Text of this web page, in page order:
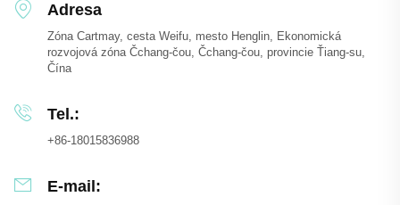
Adresa
Zóna Cartmay, cesta Weifu, mesto Henglin, Ekonomická
rozvojová zóna Čchang-čou, Čchang-čou, provincie Ťiang-su,
Čína
Tel.:
+86-18015836988
E-mail: